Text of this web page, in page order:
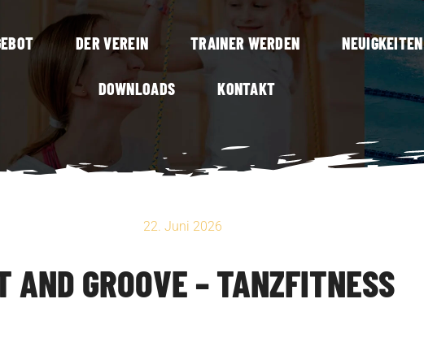
DER VEREIN TRAINER WERDEN NEUIGKEITEN
DOWNLOADS KONTAKT
22. Juni 2026
AND GROOVE – TANZFITNESS